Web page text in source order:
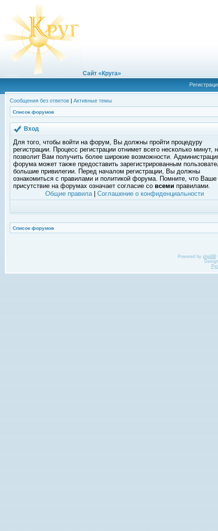
Сайт «Круга»
Сообщения без ответов | Активные темы
Список форумов
Вход
Для того, чтобы войти на форум, Вы должны пройти процедуру
регистрации. Процесс регистрации отнимет всего несколько минут,
позволит Вам получить более широкие возможности.
форума может также предоставить зарегистрированным
большие привилегии. Перед началом регистрации, Вы должны
ознакомиться с правилами и политикой форума. Помните, что Ваше
присутствие на форумах означает согласие со всеми правилами.
Общие правила| Соглашение о конфиденциальности
Список форумов
Powered by phpBB